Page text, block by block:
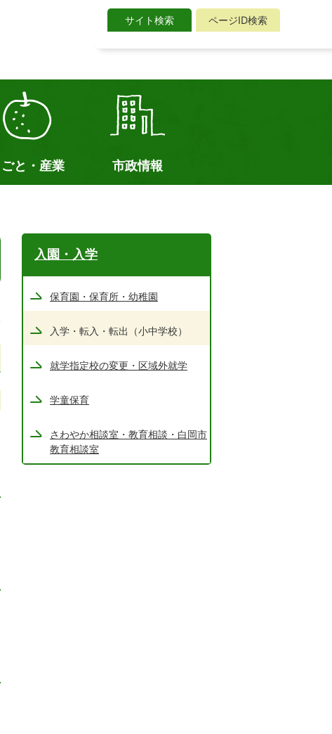
サイト検索
ページID検索
イ
検
ごと・産業 市政情報
入園・入学
保育園・保育所・幼稚園
入学・転入・転出（小中学校）
就学指定校の変更・区域外就学
学童保育
さわやか相談室・教育相談・白岡市
教育相談室